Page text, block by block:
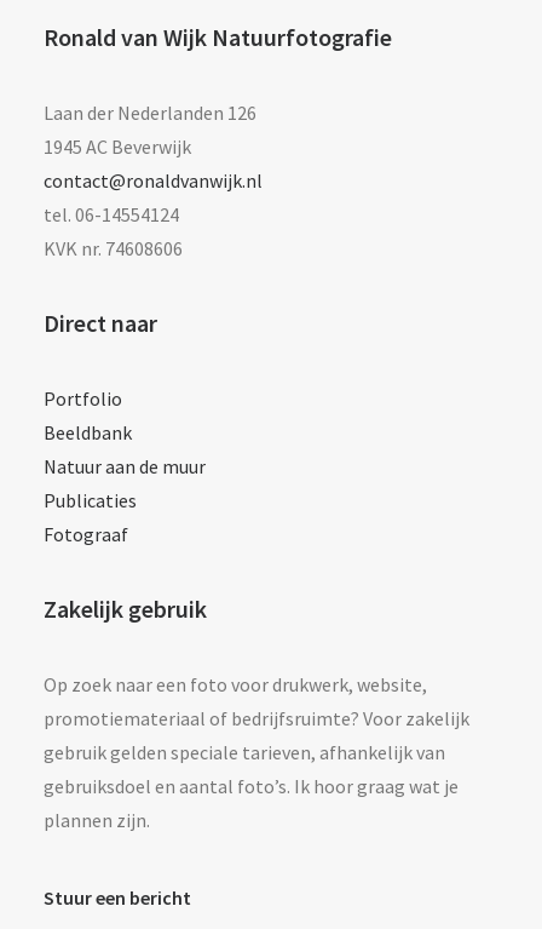
Ronald van Wijk Natuurfotografie
Laan der Nederlanden 126
1945 AC Beverwijk
contact@ronaldvanwijk.nl
tel. 06-14554124
KVK nr. 74608606
Direct naar
Portfolio
Beeldbank
Natuur aan de muur
Publicaties
Fotograaf
Zakelijk gebruik
Op zoek naar een foto voor drukwerk, website,
promotiemateriaal of bedrijfsruimte? Voor zakelijk
gebruik gelden speciale tarieven, afhankelijk van
gebruiksdoel en aantal foto’s. Ik hoor graag wat je
plannen zijn.
Stuur een bericht